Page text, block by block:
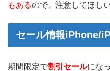
もあるので、注意してほしい
セール情報iPhone/
期間限定で割引セールにな